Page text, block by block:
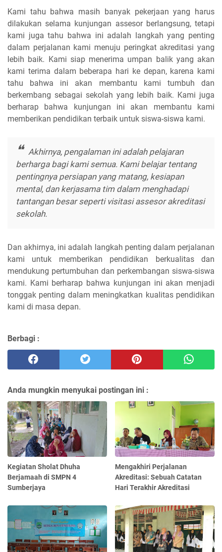
Kami tahu bahwa masih banyak pekerjaan yang harus
dilakukan selama kunjungan assesor berlangsung, tetapi
kami juga tahu bahwa ini adalah langkah yang penting
dalam perjalanan kami menuju peringkat akreditasi yang
lebih baik. Kami siap menerima umpan balik yang akan
kami terima dalam beberapa hari ke depan, karena kami
tahu bahwa ini akan membantu kami tumbuh dan
berkembang sebagai sekolah yang lebih baik. Kami juga
berharap bahwa kunjungan ini akan membantu kami
memberikan pendidikan terbaik untuk siswa-siswa kami.
Akhirnya, pengalaman ini adalah pelajaran
berharga bagi kami semua. Kami belajar tentang
pentingnya persiapan yang matang, kesiapan
mental, dan kerjasama tim dalam menghadapi
tantangan besar seperti visitasi assesor akreditasi
sekolah.
Dan akhirnya, ini adalah langkah penting dalam perjalanan
kami untuk memberikan pendidikan berkualitas dan
mendukung pertumbuhan dan perkembangan siswa-siswa
kami. Kami berharap bahwa kunjungan ini akan menjadi
tonggak penting dalam meningkatkan kualitas pendidikan
kami di masa depan.
Berbagi :
Anda mungkin menyukai postingan ini :
Kegiatan Sholat Dhuha
Berjamaah di SMPN 4
Sumberjaya
Mengakhiri Perjalanan
Akreditasi: Sebuah Catatan
Hari Terakhir Akreditasi